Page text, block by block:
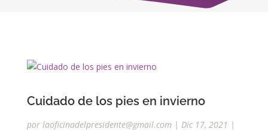
Cuidado de los pies en invierno
por laoficinadelpresidente@gmail.com| Dic 17, 2021 |